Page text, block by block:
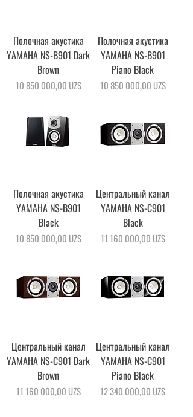
Полочная акустика
YAMAHA NS-B901 Dark
Brown
Цена
10 850 000,00 UZS
Полочная акустика
YAMAHA NS-B901
Piano Black
Цена
10 850 000,00 UZS
Полочная акустика
YAMAHA NS-B901
Black
Цена
10 850 000,00 UZS
Центральный канал
YAMAHA NS-C901
Black
Цена
11 160 000,00 UZS
Центральный канал
YAMAHA NS-C901 Dark
Brown
Цена
11 160 000,00 UZS
Центральный канал
YAMAHA NS-C901
Piano Black
Цена
12 340 000,00 UZS